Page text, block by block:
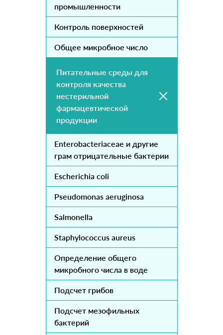
промышленности
Контроль поверхностей
Общее микробное число
Питательные среды для
контроля качества
нестерильной
фармацевтической
продукции
Enterobacteriaceae и другие
грам отрицательные бактерии
Escherichia coli
Pseudomonas aeruginosa
Salmonella
Staphylococcus aureus
Определение общего
микробного числа в воде
Подсчет грибов
Подсчет мезофильных
бактерий